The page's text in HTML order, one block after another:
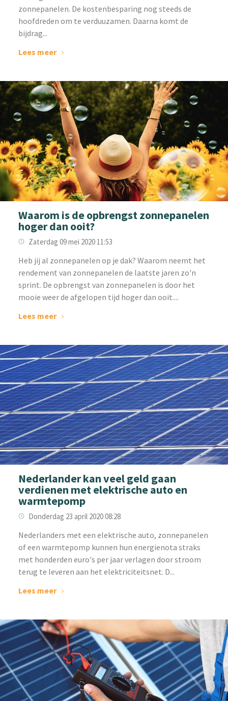
zonnepanelen. De kostenbesparing nog steeds de
hoofdreden om te verduuzamen. Daarna komt de
bijdrag...
Lees meer
Waarom is de opbrengst zonnepanelen
hoger dan ooit?
Zaterdag 09 mei 2020 11:53
Heb jij al zonnepanelen op je dak? Waarom neemt het
rendement van zonnepanelen de laatste jaren zo'n
sprint. De opbrengst van zonnepanelen is door het
mooie weer de afgelopen tijd hoger dan ooit....
Lees meer
Nederlander kan veel geld gaan
verdienen met elektrische auto en
warmtepomp
Donderdag 23 april 2020 08:28
Nederlanders met een elektrische auto, zonnepanelen
of een warmtepomp kunnen hun energienota straks
met honderden euro's per jaar verlagen door stroom
terug te leveren aan het elektriciteitsnet. D...
Lees meer